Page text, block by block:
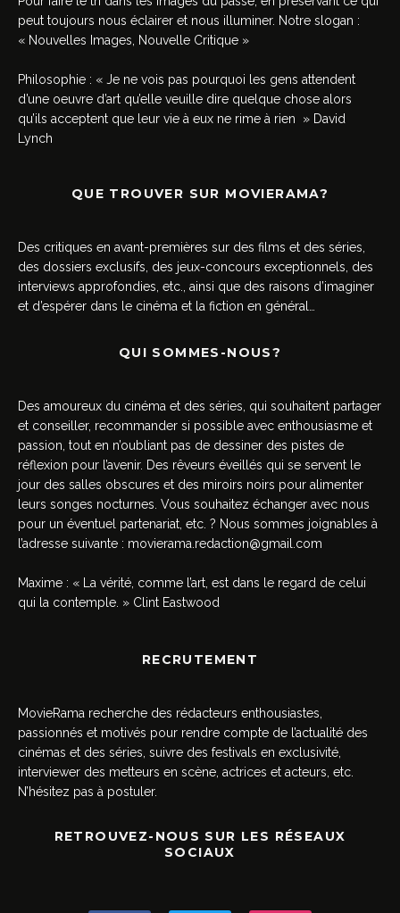
peut toujours nous éclairer et nous illuminer. Notre slogan :
« Nouvelles Images, Nouvelle Critique »
Philosophie : « Je ne vois pas pourquoi les gens attendent
d’une oeuvre d’art qu’elle veuille dire quelque chose alors
qu’ils acceptent que leur vie à eux ne rime à rien » David
Lynch
QUE TROUVER SUR MOVIERAMA?
Des critiques en avant-premières sur des films et des séries,
des dossiers exclusifs, des jeux-concours exceptionnels, des
interviews approfondies, etc., ainsi que des raisons d’imaginer
et d’espérer dans le cinéma et la fiction en général…
QUI SOMMES-NOUS?
Des amoureux du cinéma et des séries, qui souhaitent partager
et conseiller, recommander si possible avec enthousiasme et
passion, tout en n’oubliant pas de dessiner des pistes de
réflexion pour l’avenir. Des rêveurs éveillés qui se servent le
jour des salles obscures et des miroirs noirs pour alimenter
leurs songes nocturnes. Vous souhaitez échanger avec nous
pour un éventuel partenariat, etc. ? Nous sommes joignables à
l’adresse suivante : movierama.redaction@gmail.com
Maxime : « La vérité, comme l’art, est dans le regard de celui
qui la contemple. » Clint Eastwood
RECRUTEMENT
MovieRama recherche des rédacteurs enthousiastes,
passionnés et motivés pour rendre compte de l’actualité des
cinémas et des séries, suivre des festivals en exclusivité,
interviewer des metteurs en scène, actrices et acteurs, etc.
N’hésitez pas à postuler.
RETROUVEZ-NOUS SUR LES RÉSEAUX
SOCIAUX